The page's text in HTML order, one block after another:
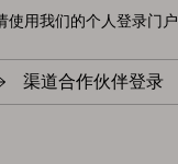
使用我们的个人登录门户
渠道合作伙伴登录